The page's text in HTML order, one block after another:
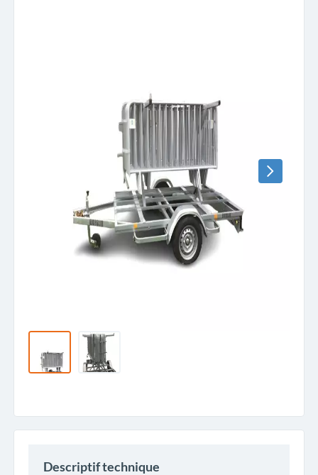
Descriptif technique